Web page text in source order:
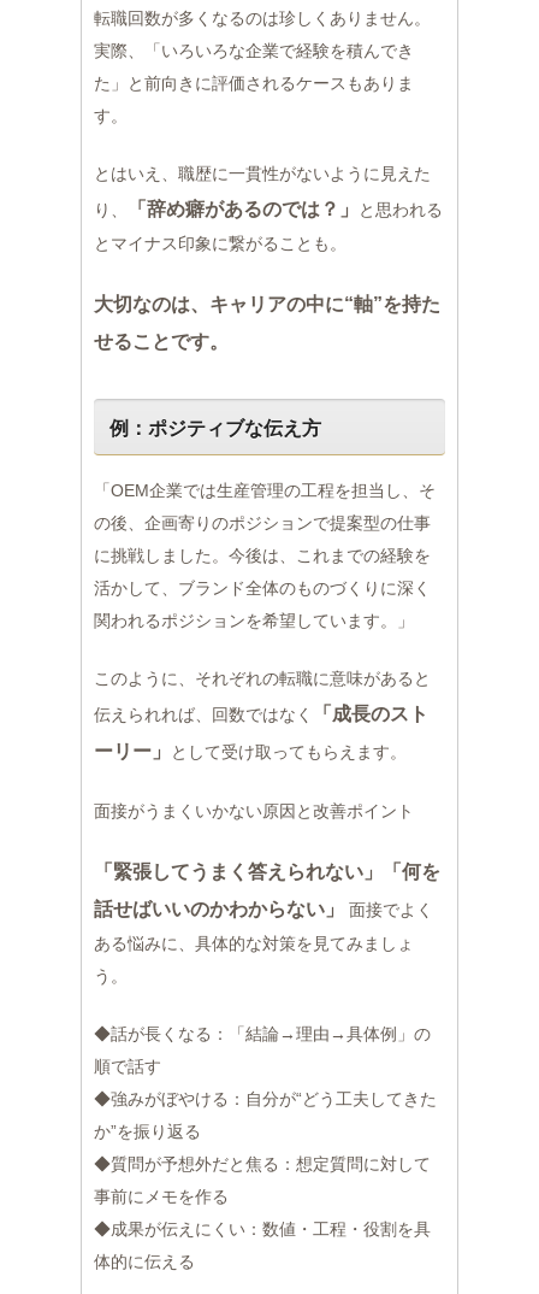
転職回数が多くなるのは珍しくありません。
実際、「いろいろな企業で経験を積んでき
た」と前向きに評価されるケースもありま
す。
とはいえ、職歴に一貫性がないように見えた
り、
「辞め癖があるのでは？」
と思われる
とマイナス印象に繋がることも。
大切なのは、キャリアの中に“軸”を持た
せることです。
例：ポジティブな伝え方
「OEM企業では生産管理の工程を担当し、そ
の後、企画寄りのポジションで提案型の仕事
に挑戦しました。今後は、これまでの経験を
活かして、ブランド全体のものづくりに深く
関われるポジションを希望しています。」
このように、それぞれの転職に意味があると
伝えられれば、回数ではなく
「成長のスト
ーリー」
として受け取ってもらえます。
面接がうまくいかない原因と改善ポイント
「緊張してうまく答えられない」「何を
話せばいいのかわからない」
面接でよく
ある悩みに、具体的な対策を見てみましょ
う。
◆話が長くなる：「結論→理由→具体例」の
順で話す
◆強みがぼやける：自分が“どう工夫してきた
か”を振り返る
◆質問が予想外だと焦る：想定質問に対して
事前にメモを作る
◆成果が伝えにくい：数値・工程・役割を具
体的に伝える